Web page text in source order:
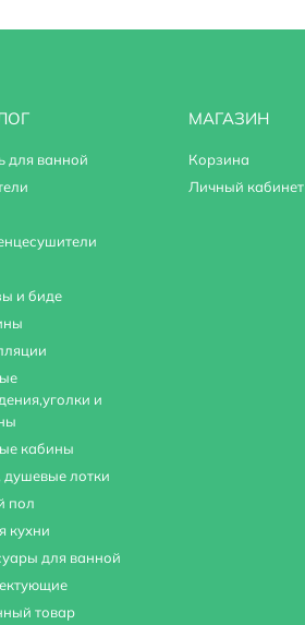
для ванной
и биде
и
кабины
душевые лотки
пол
кухни
для ванной
товар
МАГАЗИН
Корзина
Личный кабинет